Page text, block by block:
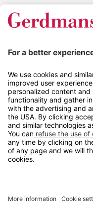
Magasin
Tips og guider
Kontakt
info@gerdmans.no
67 80 56 20
Åpningstid
Hverdager 08:00-